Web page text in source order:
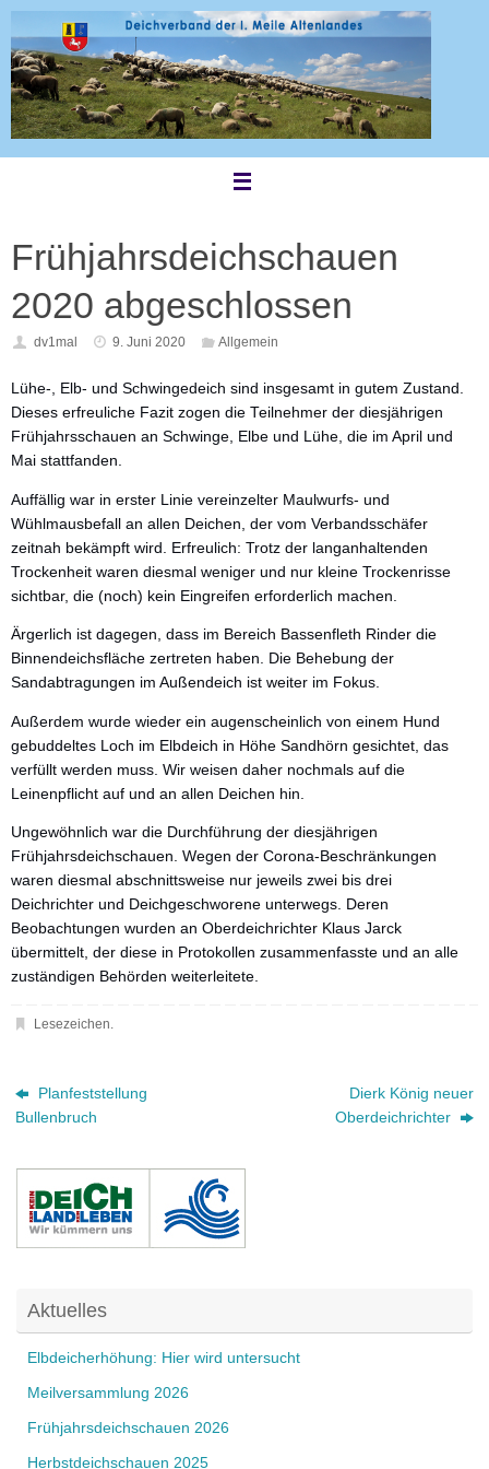
Zum
Inhalt
springen
Frühjahrsdeichschauen
2020 abgeschlossen
dv1mal 9. Juni 2020 Allgemein
Lühe-, Elb- und Schwingedeich sind insgesamt in gutem Zustand.
Dieses erfreuliche Fazit zogen die Teilnehmer der diesjährigen
Frühjahrsschauen an Schwinge, Elbe und Lühe, die im April und
Mai stattfanden.
Auffällig war in erster Linie vereinzelter Maulwurfs- und
Wühlmausbefall an allen Deichen, der vom Verbandsschäfer
zeitnah bekämpft wird. Erfreulich: Trotz der langanhaltenden
Trockenheit waren diesmal weniger und nur kleine Trockenrisse
sichtbar, die (noch) kein Eingreifen erforderlich machen.
Ärgerlich ist dagegen, dass im Bereich Bassenfleth Rinder die
Binnendeichsfläche zertreten haben. Die Behebung der
Sandabtragungen im Außendeich ist weiter im Fokus.
Außerdem wurde wieder ein augenscheinlich von einem Hund
gebuddeltes Loch im Elbdeich in Höhe Sandhörn gesichtet, das
verfüllt werden muss. Wir weisen daher nochmals auf die
Leinenpflicht auf und an allen Deichen hin.
Ungewöhnlich war die Durchführung der diesjährigen
Frühjahrsdeichschauen. Wegen der Corona-Beschränkungen
waren diesmal abschnittsweise nur jeweils zwei bis drei
Deichrichter und Deichgeschworene unterwegs. Deren
Beobachtungen wurden an Oberdeichrichter Klaus Jarck
übermittelt, der diese in Protokollen zusammenfasste und an alle
zuständigen Behörden weiterleitete.
Lesezeichen.
Planfeststellung
Bullenbruch
Dierk König neuer
Oberdeichrichter
Aktuelles
Elbdeicherhöhung: Hier wird untersucht
Meilversammlung 2026
Frühjahrsdeichschauen 2026
Herbstdeichschauen 2025